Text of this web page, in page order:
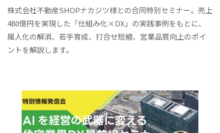
株式会社不動産SHOPナカジツ様との合同特別セミナー。売上
480億円を実現した「仕組み化×DX」の実践事例をもとに、
属人化の解消、若手育成、打合せ短縮、営業品質向上のポイ
ントを解説します。